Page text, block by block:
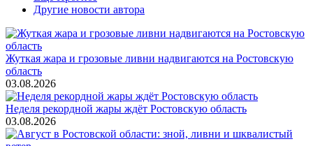
Другие новости автора
Жуткая жара и грозовые ливни надвигаются на Ростовскую
область
03.08.2026
Неделя рекордной жары ждёт Ростовскую область
03.08.2026